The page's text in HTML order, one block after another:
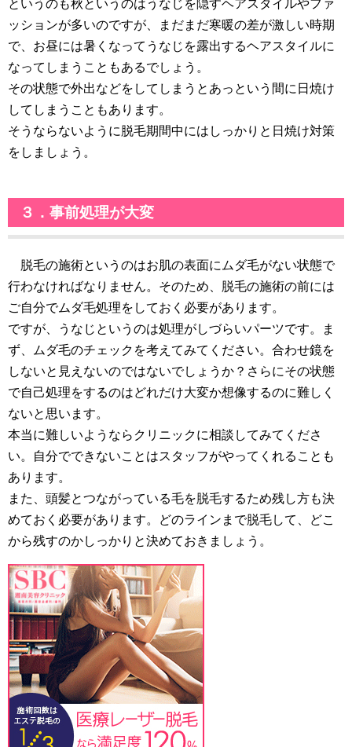
というのも秋というのはうなじを隠すヘアスタイルやファ
ッションが多いのですが、まだまだ寒暖の差が激しい時期
で、お昼には暑くなってうなじを露出するヘアスタイルに
なってしまうこともあるでしょう。
その状態で外出などをしてしまうとあっという間に日焼け
してしまうこともあります。
そうならないように脱毛期間中にはしっかりと日焼け対策
をしましょう。
３．事前処理が大変
脱毛の施術というのはお肌の表面にムダ毛がない状態で
行わなければなりません。そのため、脱毛の施術の前には
ご自分でムダ毛処理をしておく必要があります。
ですが、うなじというのは処理がしづらいパーツです。ま
ず、ムダ毛のチェックを考えてみてください。合わせ鏡を
しないと見えないのではないでしょうか？さらにその状態
で自己処理をするのはどれだけ大変か想像するのに難しく
ないと思います。
本当に難しいようならクリニックに相談してみてくださ
い。自分でできないことはスタッフがやってくれることも
あります。
また、頭髪とつながっている毛を脱毛するため残し方も決
めておく必要があります。どのラインまで脱毛して、どこ
から残すのかしっかりと決めておきましょう。